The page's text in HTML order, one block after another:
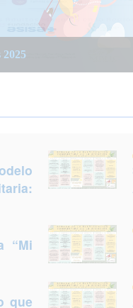
integrada social y
26 al 31 de enero
2025
“Mi
que